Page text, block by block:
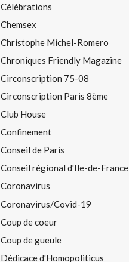
Célébrations
Chemsex
Christophe Michel-Romero
Chroniques Friendly Magazine
Circonscription 75-08
Circonscription Paris 8ème
Club House
Confinement
Conseil de Paris
Conseil régional d'Ile-de-France
Coronavirus
Coronavirus/Covid-19
Coup de coeur
Coup de gueule
Dédicace d'Homopoliticus